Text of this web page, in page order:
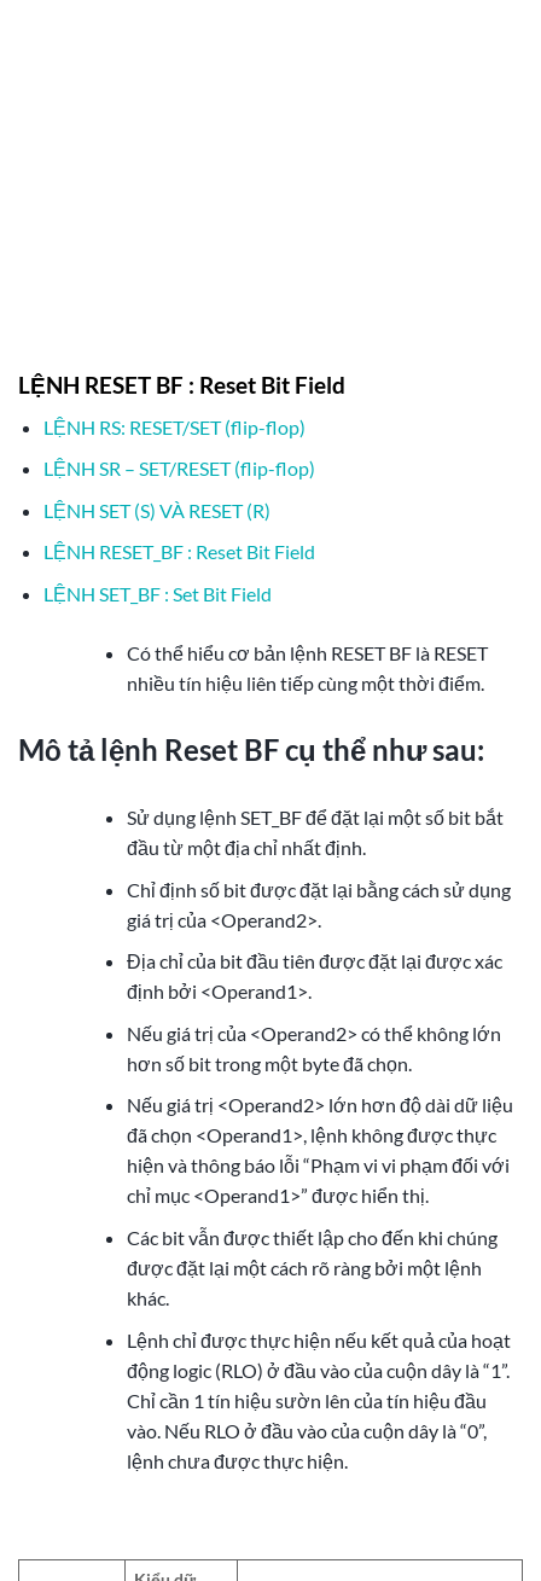
LỆNH RESET BF : Reset Bit Field
LỆNH RS: RESET/SET (flip-flop)
LỆNH SR – SET/RESET (flip-flop)
LỆNH SET (S) VÀ RESET (R)
LỆNH RESET_BF : Reset Bit Field
LỆNH SET_BF : Set Bit Field
Có thể hiểu cơ bản lệnh RESET BF là RESET
nhiều tín hiệu liên tiếp cùng một thời điểm.
Mô tả lệnh Reset BF cụ thể như sau:
Sử dụng lệnh SET_BF để đặt lại một số bit bắt
đầu từ một địa chỉ nhất định.
Chỉ định số bit được đặt lại bằng cách sử dụng
giá trị của <Operand2>.
Địa chỉ của bit đầu tiên được đặt lại được xác
định bởi <Operand1>.
Nếu giá trị của <Operand2> có thể không lớn
hơn số bit trong một byte đã chọn.
Nếu giá trị <Operand2> lớn hơn độ dài dữ liệu
đã chọn <Operand1>, lệnh không được thực
hiện và thông báo lỗi “Phạm vi vi phạm đối với
chỉ mục <Operand1>” được hiển thị.
Các bit vẫn được thiết lập cho đến khi chúng
được đặt lại một cách rõ ràng bởi một lệnh
khác.
Lệnh chỉ được thực hiện nếu kết quả của hoạt
động logic (RLO) ở đầu vào của cuộn dây là “1”.
Chỉ cần 1 tín hiệu sườn lên của tín hiệu đầu
vào. Nếu RLO ở đầu vào của cuộn dây là “0”,
lệnh chưa được thực hiện.